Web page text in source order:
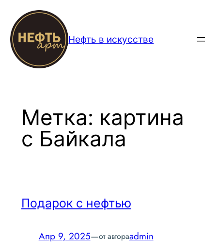
Перейти
содержимому
Нефть в искусстве
Метка: картина
с Байкала
Подарок с нефтью
Апр 9, 2025—от автораadmin